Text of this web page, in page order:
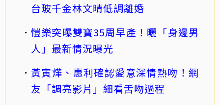
台玻千金林文晴低調離婚
愷樂突曝雙寶35周早產！曬「身邊男
人」最新情況曝光
黃寅燁、惠利確認愛意深情熱吻！網
友「調亮影片」細看舌吻過程